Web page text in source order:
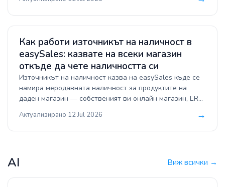
опаковане. Ето какво прави всеки и кога да го
използвате.
Как работи източникът на наличност в
easySales: казвате на всеки магазин
откъде да чете наличността си
Източникът на наличност казва на easySales къде се
намира меродавната наличност за продуктите на
даден магазин — собственият ви онлайн магазин, ERP
ръчно въвеждане или доставчик. Задава се за всеки
магазин, а външните източници се четат по график.
Актуализирано 12 Jul 2026 →
AI Виж всички →